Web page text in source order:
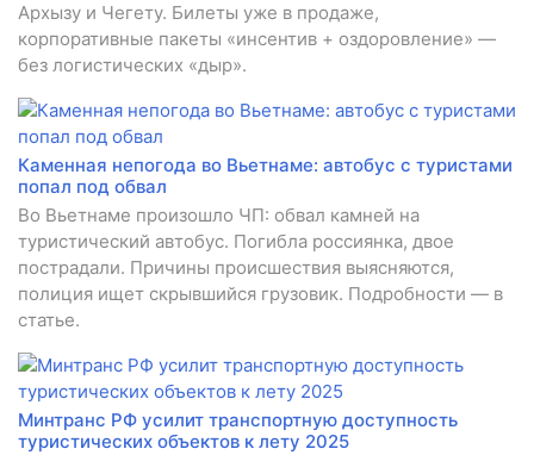
Архызу и Чегету. Билеты уже в продаже,
корпоративные пакеты «инсентив + оздоровление» —
без логистических «дыр».
Каменная непогода во Вьетнаме: автобус с туристами
попал под обвал
Во Вьетнаме произошло ЧП: обвал камней на
туристический автобус. Погибла россиянка, двое
пострадали. Причины происшествия выясняются,
полиция ищет скрывшийся грузовик. Подробности — в
статье.
Минтранс РФ усилит транспортную доступность
туристических объектов к лету 2025